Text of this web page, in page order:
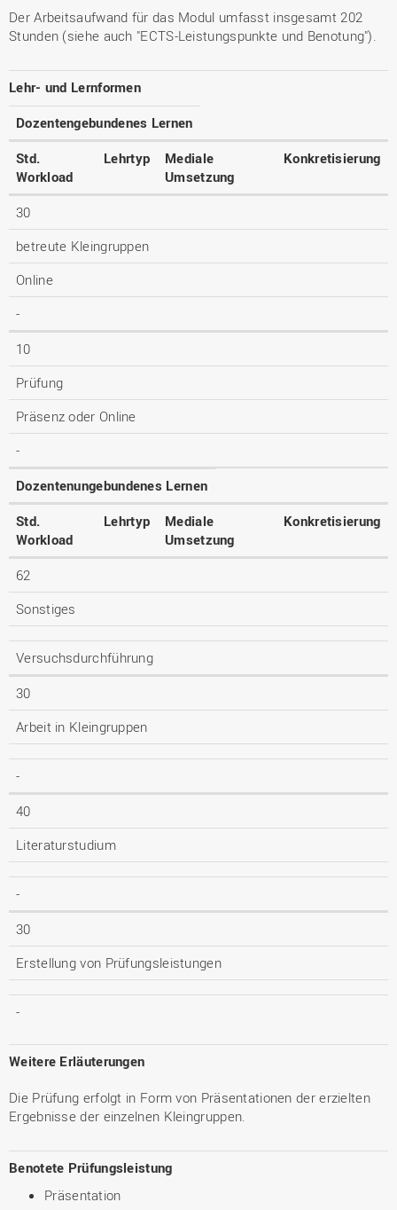
Der Arbeitsaufwand für das Modul umfasst insgesamt 202
Stunden (siehe auch "ECTS-Leistungspunkte und Benotung").
Lehr- und Lernformen
Dozentengebundenes Lernen
Std.
Workload
Lehrtyp
Mediale
Umsetzung
Konkretisierung
30
betreute Kleingruppen
Online
-
10
Prüfung
Präsenz oder Online
-
Dozentenungebundenes Lernen
Std.
Workload
Lehrtyp
Mediale
Umsetzung
Konkretisierung
62
Sonstiges
Versuchsdurchführung
30
Arbeit in Kleingruppen
-
40
Literaturstudium
-
30
Erstellung von Prüfungsleistungen
-
Weitere Erläuterungen
Die Prüfung erfolgt in Form von Präsentationen der erzielten
Ergebnisse der einzelnen Kleingruppen.
Benotete Prüfungsleistung
Präsentation